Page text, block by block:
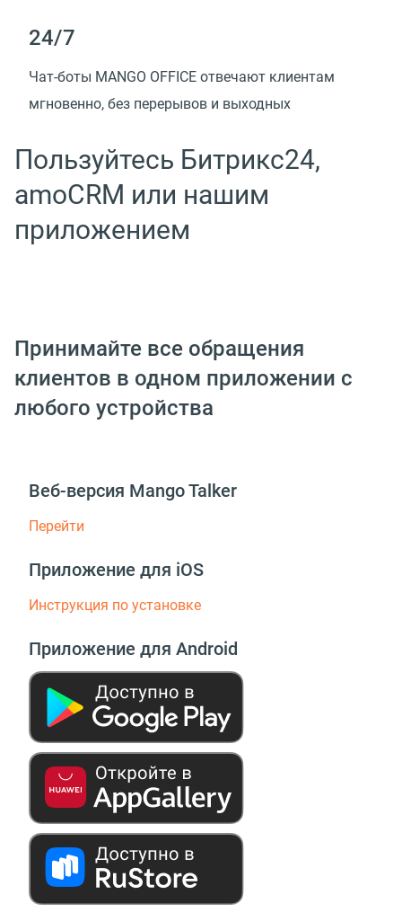
24/7
Чат-боты MANGO OFFICE отвечают клиентам
мгновенно, без перерывов и выходных
Пользуйтесь Битрикс24,
amoCRM или нашим
приложением
Принимайте все обращения
клиентов в одном приложении с
любого устройства
Веб-версия Mango Talker
Перейти
Приложение для iOS
Инструкция по установке
Приложение для Android